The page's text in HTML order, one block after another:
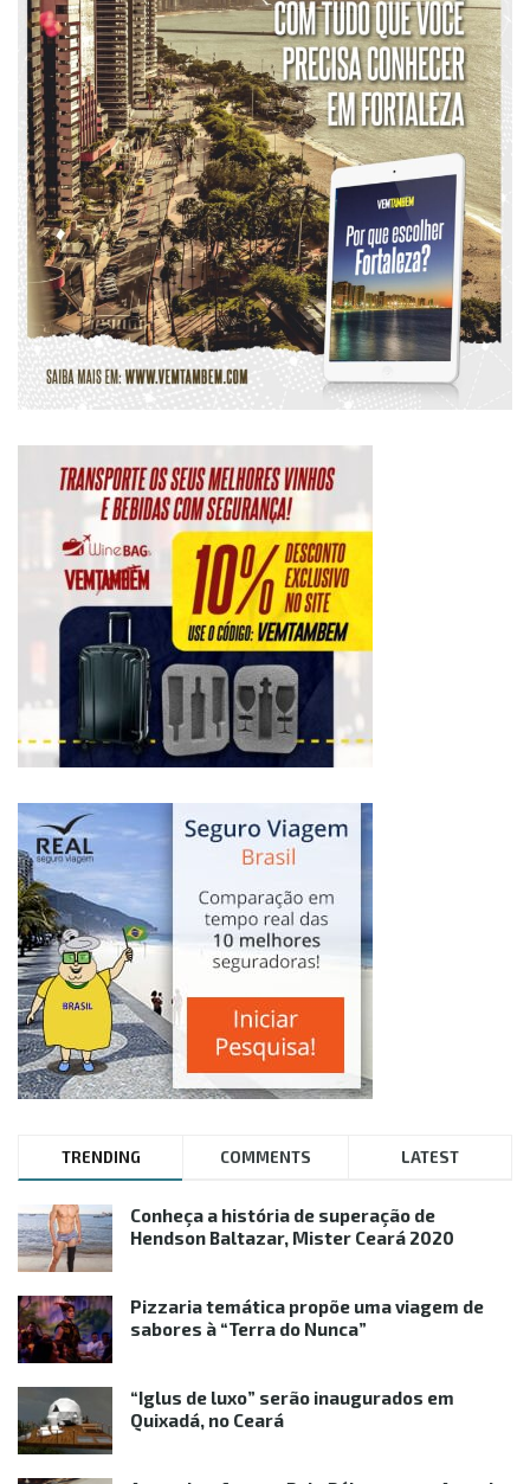
TRENDING COMMENTS LATEST
Conheça a história de superação de
Hendson Baltazar, Mister Ceará 2020
Pizzaria temática propõe uma viagem de
sabores à “Terra do Nunca”
“Iglus de luxo” serão inaugurados em
Quixadá, no Ceará